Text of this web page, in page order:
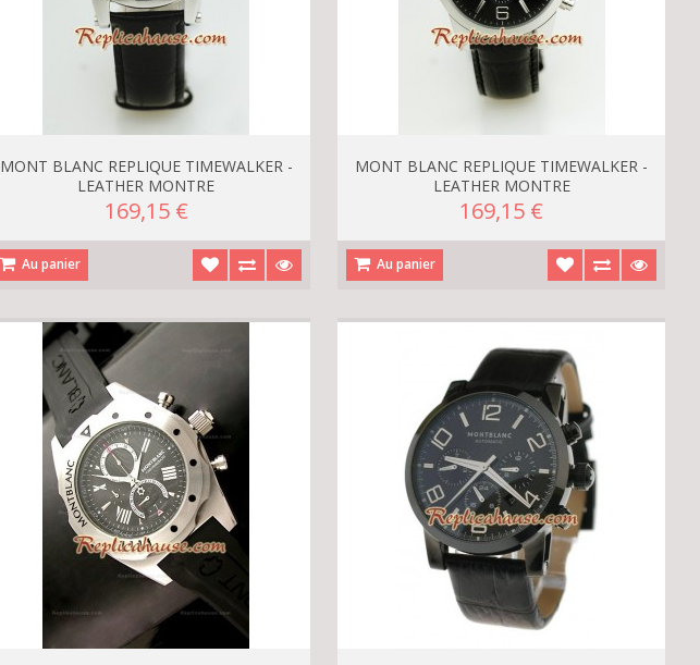
MONT BLANC REPLIQUE TIMEWALKER -
LEATHER MONTRE
169,15 €
Au panier
MONT BLANC REPLIQUE TIMEWALKER -
LEATHER MONTRE
169,15 €
Au panier